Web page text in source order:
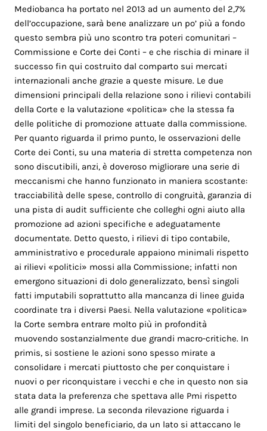
Mediobanca ha portato nel 2013 ad un aumento del 2,7%
dell’occupazione, sarà bene analizzare un po’ più a fondo
questo sembra più uno scontro tra poteri comunitari –
Commissione e Corte dei Conti – e che rischia di minare il
successo fin qui costruito dal comparto sui mercati
internazionali anche grazie a queste misure. Le due
dimensioni principali della relazione sono i rilievi contabili
della Corte e la valutazione «politica» che la stessa fa
delle politiche di promozione attuate dalla commissione.
Per quanto riguarda il primo punto, le osservazioni delle
Corte dei Conti, su una materia di stretta competenza non
sono discutibili, anzi, è doveroso migliorare una serie di
meccanismi che hanno funzionato in maniera scostante:
tracciabilità delle spese, controllo di congruità, garanzia di
una pista di audit sufficiente che colleghi ogni aiuto alla
promozione ad azioni specifiche e adeguatamente
documentate. Detto questo, i rilievi di tipo contabile,
amministrativo e procedurale appaiono minimali rispetto
ai rilievi «politici» mossi alla Commissione; infatti non
emergono situazioni di dolo generalizzato, bensì singoli
fatti imputabili soprattutto alla mancanza di linee guida
coordinate tra i diversi Paesi. Nella valutazione «politica»
la Corte sembra entrare molto più in profondità
muovendo sostanzialmente due grandi macro-critiche. In
primis, si sostiene le azioni sono spesso mirate a
consolidare i mercati piuttosto che per conquistare i
nuovi o per riconquistare i vecchi e che in questo non sia
stata data la preferenza che spettava alle Pmi rispetto
alle grandi imprese. La seconda rilevazione riguarda i
limiti del singolo beneficiario, da un lato si attaccano le